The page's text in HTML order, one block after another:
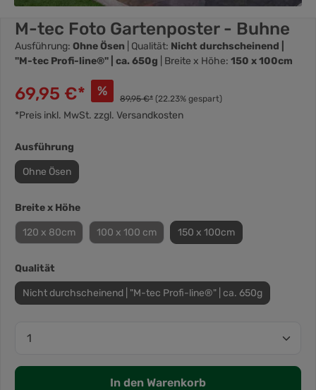
M-tec Foto Gartenposter - Buhne
Ausführung: Ohne Ösen | Qualität: Nicht durchscheinend |
"M-tec Profi-line®" | ca. 650g
| Breite x Höhe: 150 x 100cm
69,95 €* % 89,95 €* (22.23% gespart)
*Preis inkl. MwSt. zzgl. Versandkosten
Ausführung
Ohne Ösen
Breite x Höhe
120 x 80cm 100 x 100 cm 150 x 100cm
Qualität
Nicht durchscheinend | "M-tec Profi-line®" | ca. 650g
In den Warenkorb